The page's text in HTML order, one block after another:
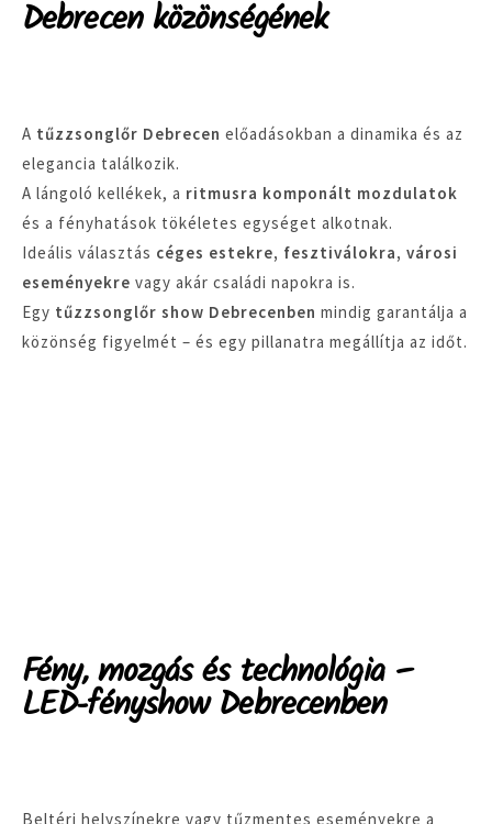
Debrecen közönségének
A tűzzsonglőr Debrecen előadásokban a dinamika és az
elegancia találkozik.
A lángoló kellékek, a ritmusra komponált mozdulatok
és a fényhatások tökéletes egységet alkotnak.
Ideális választás céges estekre, fesztiválokra, városi
eseményekre vagy akár családi napokra is.
Egy tűzzsonglőr show Debrecenben mindig garantálja a
közönség figyelmét – és egy pillanatra megállítja az időt.
Fény, mozgás és technológia –
LED-fényshow Debrecenben
Beltéri helyszínekre vagy tűzmentes eseményekre a